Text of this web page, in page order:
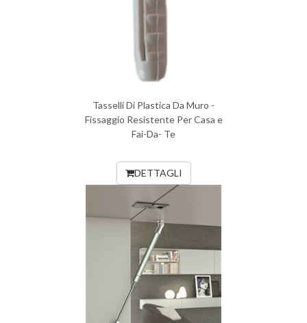
Tasselli Di Plastica Da Muro -
Fissaggio Resistente Per Casa e
Fai-Da- Te
DETTAGLI